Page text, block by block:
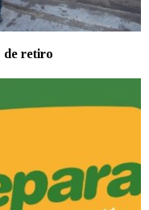
de retiro